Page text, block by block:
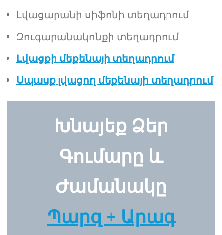
Լվացարանի սիֆոնի տեղադրում
Զուգարանակոնքի տեղադրում
Լվացքի մեքենայի տեղադրում
Սպասք լվացող մեքենայի տեղադրում
Խնայեք Ձեր
Գումարը և
Ժամանակը
Պարզ + Արագ